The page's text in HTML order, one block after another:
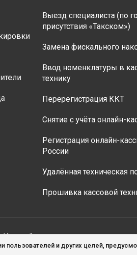
пользователей и других целей,
Выезд специалиста (по
присутствия «Такском»)
Замена фискального
Ввод номенклатуры в
технику
Перерегистрация ККТ
Снятие с учёта онлайн-
Регистрация онлайн-
России
Удалённая техническая
Прошивка кассовой
Уточняйте актуальные цены на